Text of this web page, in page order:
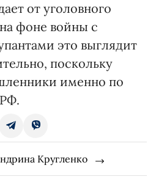
от уголовного
фоне войны с
это выглядит
поскольку
именно по
Кругленко